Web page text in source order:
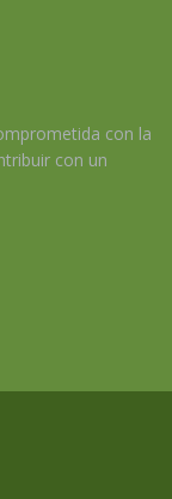
con la
con un